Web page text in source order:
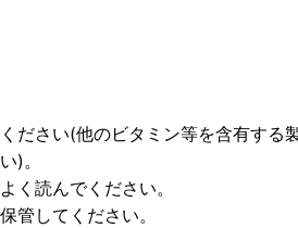
ださい(他のビタミン等を含有する
)。
く読んでください。
管してください。